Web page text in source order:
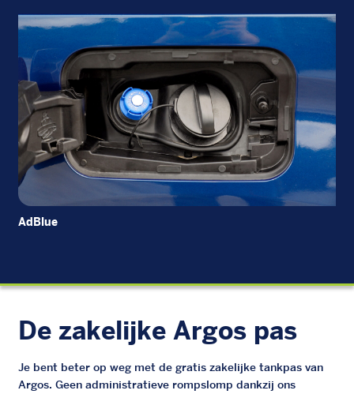
AdBlue
De zakelijke Argos pas
Je bent beter op weg met de gratis zakelijke tankpas van
Argos. Geen administratieve rompslomp dankzij ons